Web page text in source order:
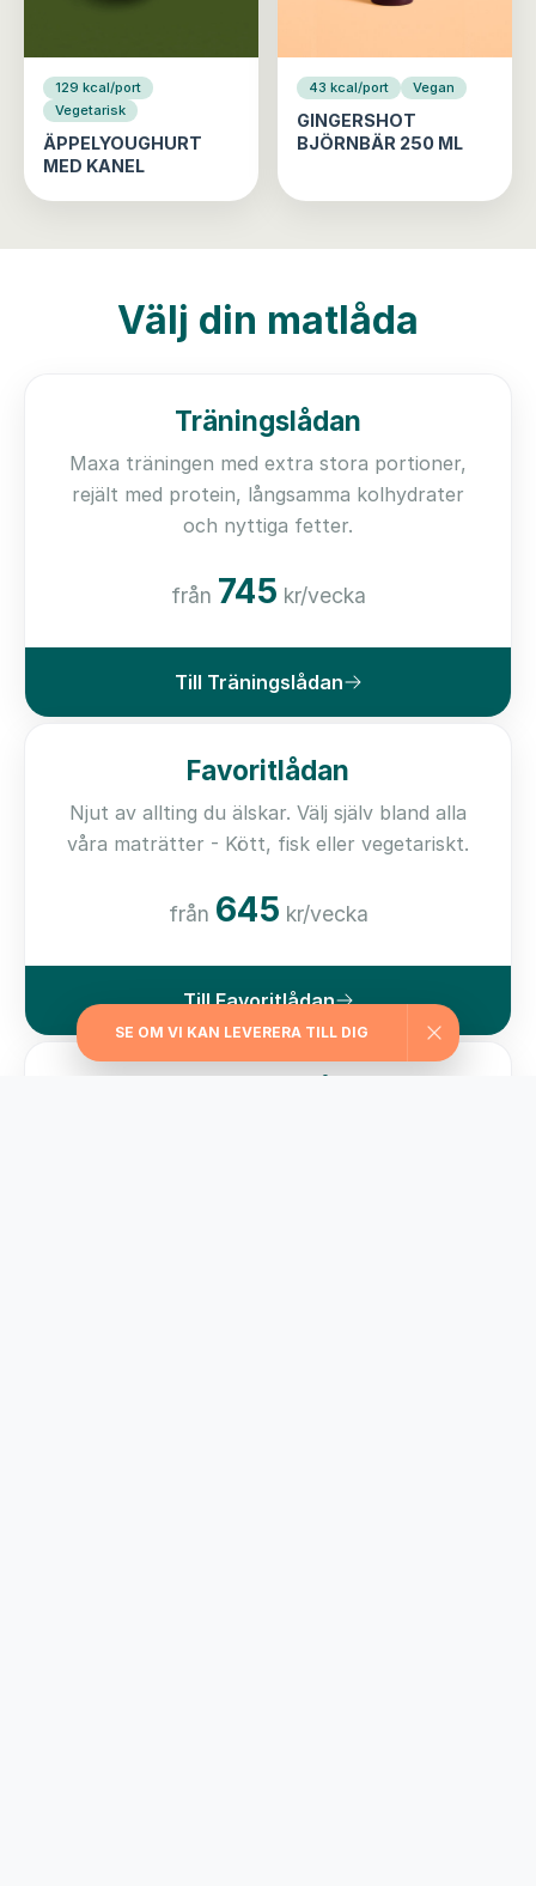
129 kcal/port
Vegetarisk
ÄPPELYOUGHURT
MED KANEL
43 kcal/port Vegan
GINGERSHOT
BJÖRNBÄR 250 ML
Välj din matlåda
Träningslådan
Maxa träningen med extra stora portioner,
rejält med protein, långsamma kolhydrater
och nyttiga fetter.
från 745 kr/vecka
Till Träningslådan
Favoritlådan
Njut av allting du älskar. Välj själv bland alla
våra maträtter - Kött, fisk eller vegetariskt.
från 645 kr/vecka
Till Favoritlådan
SE OM VI KAN LEVERERA TILL DIG